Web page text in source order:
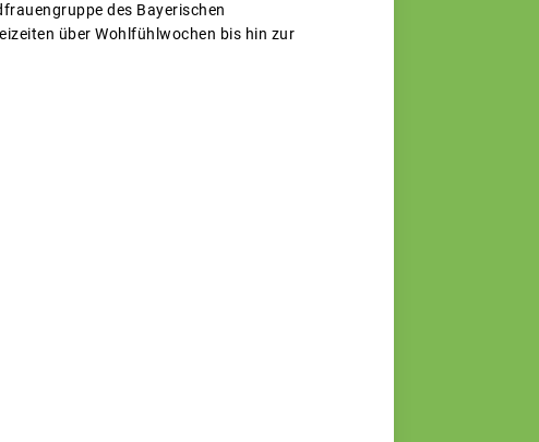
des Bayerischen
über Wohlfühlwochen bis hin zur